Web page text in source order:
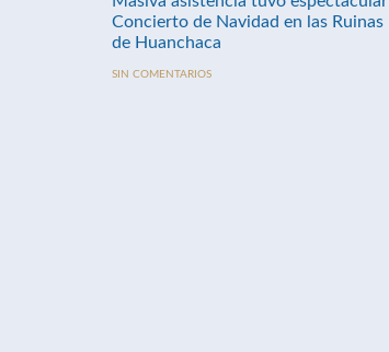
Concierto de Navidad en las Ruinas
de Huanchaca
SIN COMENTARIOS